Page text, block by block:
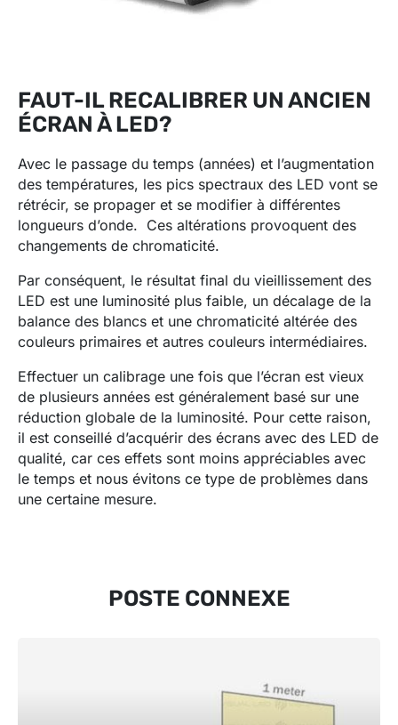
FAUT-IL RECALIBRER UN ANCIEN
ÉCRAN À LED?
Avec le passage du temps (années) et l’augmentation
des températures, les pics spectraux des LED vont se
rétrécir, se propager et se modifier à différentes
longueurs d’onde. Ces altérations provoquent des
changements de chromaticité.
Par conséquent, le résultat final du vieillissement des
LED est une luminosité plus faible, un décalage de la
balance des blancs et une chromaticité altérée des
couleurs primaires et autres couleurs intermédiaires.
Effectuer un calibrage une fois que l’écran est vieux
de plusieurs années est généralement basé sur une
réduction globale de la luminosité. Pour cette raison,
il est conseillé d’acquérir des écrans avec des LED de
qualité, car ces effets sont moins appréciables avec
le temps et nous évitons ce type de problèmes dans
une certaine mesure.
POSTE CONNEXE